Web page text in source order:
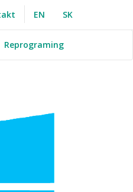
EN SK
Reprograming